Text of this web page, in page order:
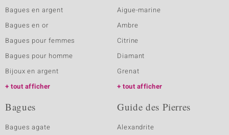
Bagues en argent
Bagues en or
Bagues pour femmes
Bagues pour homme
Bijoux en argent
tout afficher
Aigue-marine
Ambre
Citrine
Diamant
Grenat
tout afficher
Bagues
Bagues agate
Guide des Pierres
Alexandrite